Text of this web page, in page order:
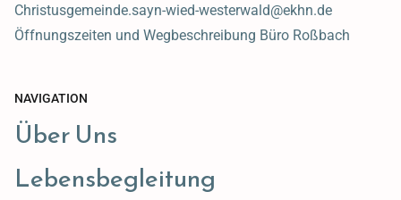
Christusgemeinde.sayn-wied-westerwald@ekhn.de
Öffnungszeiten und Wegbeschreibung Büro Roßbach
NAVIGATION
Über Uns
Lebensbegleitung